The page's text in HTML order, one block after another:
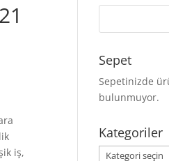
iş,
Sepet
Sepetinizde
bulunmuyor.
Kategoriler
Kategoriler